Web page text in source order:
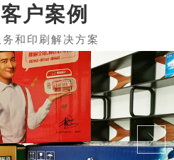
客户案例